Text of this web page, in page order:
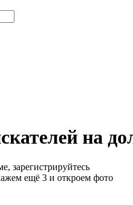
на
зарегистрируйтесь
ещё 3 и откроем фото